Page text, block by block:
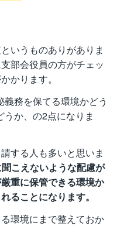
いうものありがありま
部会役員の方がチェッ
かります。
務を保てる環境かどう
か、の2点になりま
する人も多いと思いま
こえないような配慮が
重に保管できる環境か
ることになります。
環境にまで整えておか